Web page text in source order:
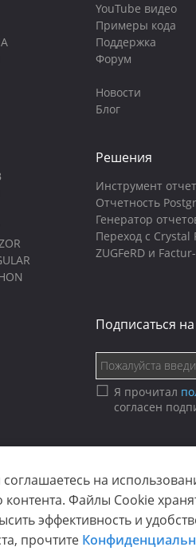
соглашаетесь на
контента. Файлы Cookie
эффективность и
прочтите
YouTube видео
Примеры кода
Поддержка
Форум
Новости
Блог
Решения
Инструмент
Отчетность
Генератор
Переход с Crystal
ZUGFeRD и
Подписаться
Я прочитал
согласен
CloudReports sp. z o.o. (dba
Использование Cookie